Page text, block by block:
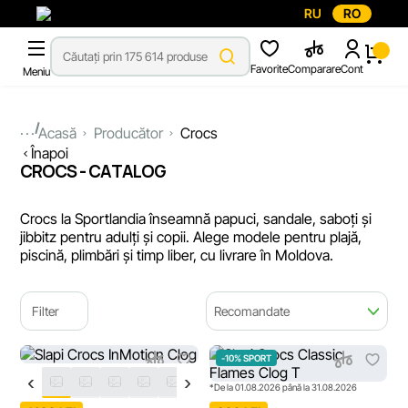
RU RO
Meniu FavoriteComparareCont
...Acasă Producător
Crocs
Înapoi
CROCS - CATALOG
Crocs la Sportlandia înseamnă papuci, sandale, saboți și
jibbitz pentru adulți și copii. Alege modele pentru plajă,
piscină, plimbări și timp liber, cu livrare în Moldova.
Filter Recomandate
-10% SPORT
*De la 01.08.2026 până la 31.08.2026